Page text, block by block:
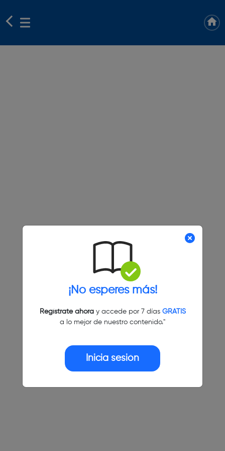
¡No esperes más!
Regístrate ahoray accede por 7 días GRATIS
a lo mejor de nuestro contenido."
Inicia sesión